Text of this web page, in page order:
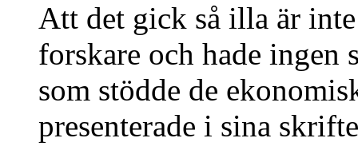
Att det gick så illa är
forskare och hade
som stödde de
presenterade i sina